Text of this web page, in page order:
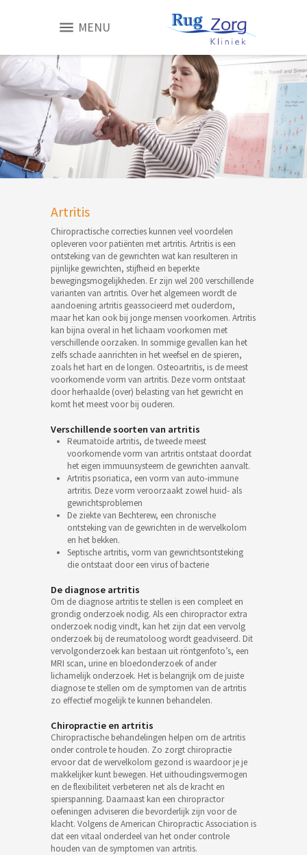
MENU
Artritis
Chiropractische correcties kunnen veel voordelen
opleveren voor patiënten met artritis. Artritis is een
ontsteking van de gewrichten wat kan resulteren in
pijnlijke gewrichten, stijfheid en beperkte
bewegingsmogelijkheden. Er zijn wel 200 verschillende
varianten van artritis. Over het algemeen wordt de
aandoening artritis geassocieerd met ouderdom,
maar het kan ook bij jonge mensen voorkomen. Artritis
kan bijna overal in het lichaam voorkomen met
verschillende oorzaken. In sommige gevallen kan het
zelfs schade aanrichten in het weefsel en de spieren,
zoals het hart en de longen. Osteoartritis, is de meest
voorkomende vorm van artritis. Deze vorm ontstaat
door herhaalde (over) belasting van het gewricht en
komt het meest voor bij ouderen.
Verschillende soorten van artritis
Reumatoïde artritis, de tweede meest
voorkomende vorm van artritis ontstaat doordat
het eigen immuunsysteem de gewrichten aanvalt.
Artritis psoriatica, een vorm van auto-immune
artritis. Deze vorm veroorzaakt zowel huid- als
gewrichtsproblemen
De ziekte van Bechterew, een chronische
ontsteking van de gewrichten in de wervelkolom
en het bekken.
Septische artritis, vorm van gewrichtsontsteking
die ontstaat door een virus of bacterie
De diagnose artritis
Om de diagnose artritis te stellen is een compleet en
grondig onderzoek nodig. Als een chiropractor extra
onderzoek nodig vindt, kan het zijn dat een vervolg
onderzoek bij de reumatoloog wordt geadviseerd. Dit
vervolgonderzoek kan bestaan uit röntgenfoto’s, een
MRI scan, urine en bloedonderzoek of ander
lichamelijk onderzoek. Het is belangrijk om de juiste
diagnose te stellen om de symptomen van de artritis
zo effectief mogelijk te kunnen behandelen.
Chiropractie en artritis
Chiropractische behandelingen helpen om de artritis
onder controle te houden. Zo zorgt chiropractie
ervoor dat de wervelkolom gezond is waardoor je je
makkelijker kunt bewegen. Het uithoudingsvermogen
en de flexibiliteit verbeteren net als de kracht en
spierspanning. Daarnaast kan een chiropractor
oefeningen adviseren die bevorderlijk zijn voor de
klacht. Volgens de American Chiropractic Association is
dat een vitaal onderdeel van het onder controle
houden van de symptomen van artritis.